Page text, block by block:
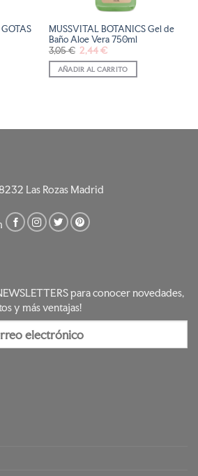
MUSSVITAL BOTANICS Gel de
Baño Aloe Vera 750ml
3,05€ El
precio
original
era:
3,05 €.
2,44€El
actual
es:
2,44 €.
AÑADIR AL CARRITO
Las Rozas Madrid
para conocer novedades,
y más ventajas!